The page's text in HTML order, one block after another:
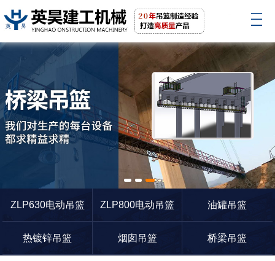
1 2 3
ZLP630电动吊篮
ZLP800电动吊篮 油罐吊篮
热镀锌吊篮 烟囱吊篮 桥梁吊篮